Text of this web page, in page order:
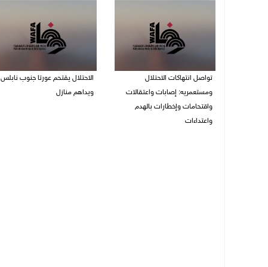
تواصل انتهاكات الاحتلال
ومستعمريه: إصابات واعتقالات
واقتحامات وإخطارات بالهدم
واعتداءات
الاحتلال يقتحم عورتا جنوب نابلس
ويداهم منازل